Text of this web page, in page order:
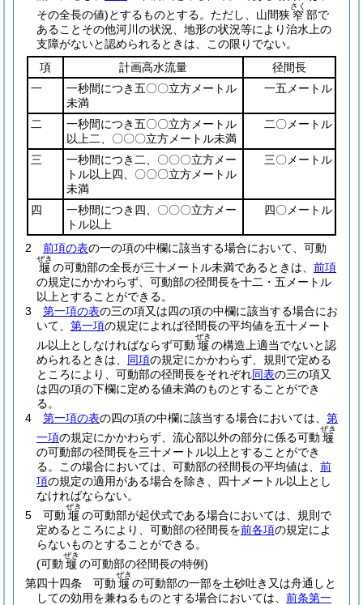
その全長の値)とするものとする。 ただし、山間狭 窄
さく
部で
あることその他河川の状況、地形の状況等により治水上の
支障がないと認められるときは、この限りでない。
項
計画高水流量
径間長
一
一秒間につき五〇〇立方メートル
未満
一五メートル
二
一秒間につき五〇〇立方メートル
以上二、〇〇〇立方メートル未満
二〇メートル
三
一秒間につき二、〇〇〇立方メー
トル以上四、〇〇〇立方メートル
未満
三〇メートル
四
一秒間につき四、〇〇〇立方メー
トル以上
四〇メートル
2 前項の表の一の項の中欄に該当する場合において、可動
堰
ぜき
の可動部の全長が三十メートル未満であるときは、 前項
の規定にかかわらず、可動部の径間長を十二・五メートル
以上とすることができる。
3
第一項の表の三の項又は四の項の中欄に該当する場合にお
いて、 第一項の規定によれば径間長の平均値を五十メート
ル以上としなければならず可動 堰
ぜき
の構造上適当でないと認
められるときは、 同項の規定にかかわらず、規則で定める
ところにより、可動部の径間長をそれぞれ同表の三の項又
は四の項の下欄に定める値未満のものとすることができ
る。
4
第一項の表の四の項の中欄に該当する場合においては、 第
一項の規定にかかわらず、流心部以外の部分に係る可動 堰
ぜき
の可動部の径間長を三十メートル以上とすることができ
る。
この場合においては、可動部の径間長の平均値は、 前
項の規定の適用がある場合を除き、四十メートル以上とし
なければならない。
5
可動 堰
ぜき
の可動部が起伏式である場合においては、規則で
定めるところにより、可動部の径間長を前各項の規定によ
らないものとすることができる。
(可動 堰
ぜき
の可動部の径間長の特例)
第四十四条
可動 堰
ぜき
の可動部の一部を土砂吐き又は舟通しと
しての効用を兼ねるものとする場合においては、 前条第一